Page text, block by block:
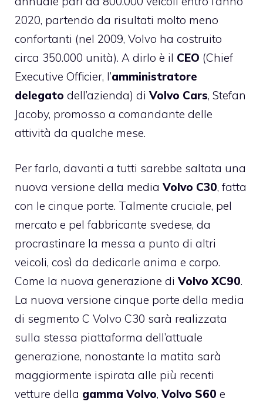
2020, partendo da risultati molto meno
confortanti (nel 2009, Volvo ha costruito
circa 350.000 unità). A dirlo è il CEO (Chief
Executive Officier, l’amministratore
delegato dell’azienda) diVolvo Cars, Stefan
Jacoby, promosso a comandante delle
attività da qualche mese.
Per farlo, davanti a tutti sarebbe saltata una
nuova versione della mediaVolvo C30, fatta
con le cinque porte. Talmente cruciale, pel
mercato e pel fabbricante svedese, da
procrastinare la messa a punto di altri
veicoli, così da dedicarle anima e corpo.
Come la nuova generazione diVolvo XC90.
La nuova versione cinque porte della media
di segmento C Volvo C30 sarà realizzata
sulla stessa piattaforma dell’attuale
generazione, nonostante la matita sarà
maggiormente ispirata alle più recenti
vetture della gamma Volvo,Volvo S60 e